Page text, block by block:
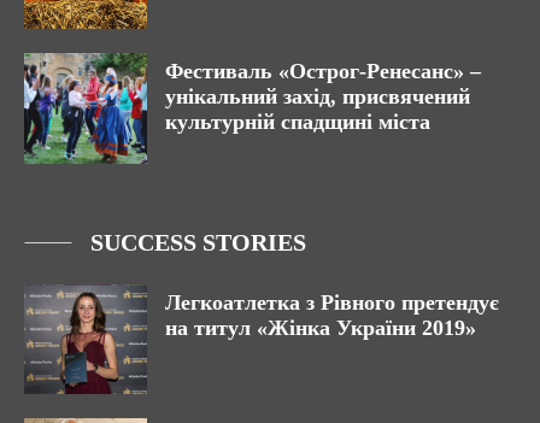
Фестиваль «Острог-Ренесанс» –
унікальний захід, присвячений
культурній спадщині міста
SUCCESS STORIES
Легкоатлетка з Рівного претендує
на титул «Жінка України 2019»